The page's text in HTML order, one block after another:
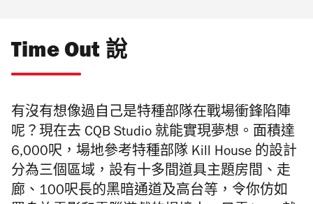
Time Out 說
有沒有想像過自己是特種部隊在戰場衝鋒陷陣
呢？現在去 CQB Studio 就能實現夢想。面積達
6,000呎，場地參考特種部隊 Kill House 的設計
分為三個區域，設有十多間道具主題房間、走
廊、100呎長的黑暗通道及高台等，令你仿如